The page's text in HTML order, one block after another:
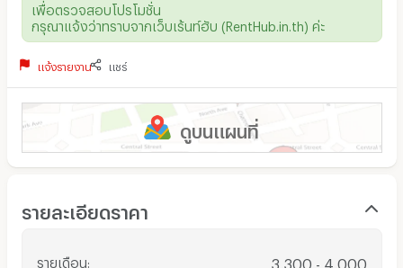
เพื่อตรวจสอบโปรโมชั่น
กรุณาแจ้งว่าทราบจากเว็บเร้นท์ฮับ (RentHub.in.th) ค่ะ
แจ้งรายงาน แชร์
ดูบนแผนที่
รายละเอียดราคา
รายเดือน 3,300 - 4,000